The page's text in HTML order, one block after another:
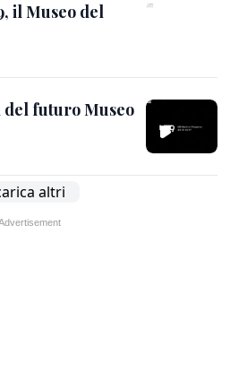
il Museo del
futuro Museo
altri